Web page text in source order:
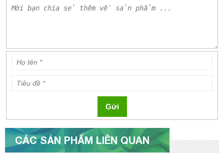
Gửi
CÁC SẢN PHẨM LIÊN QUAN